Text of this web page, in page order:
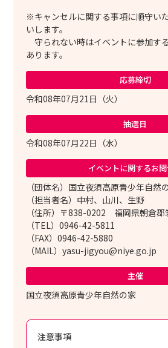
※キャンセルに関する事項に順守い
いします。
守られない時はイベントに参加す
あります。
応募締切
令和08年07月21日（火）
抽選日
令和08年07月22日（水）
イベントに関するお
（団体名）国立夜須高原青少年自然
（担当者名）中村、山川、生野
（住所）〒838-0202 福岡県朝倉郡
（TEL）0946-42-5811
（FAX）0946-42-5880
（MAIL）yasu-jigyou@niye.go.jp
主催
国立夜須高原青少年自然の家
注意事項